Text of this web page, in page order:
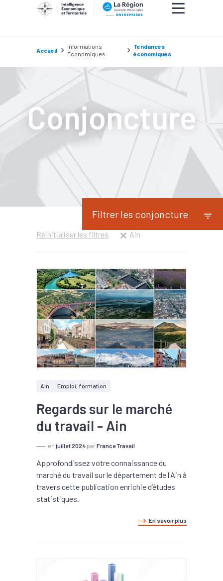
Accueil
Informations
Économiques
Tendances
économiques
Conjoncture
Filtrer les conjoncture
Réinitialiser les filtres Ain
Ain Emploi, formation
Regards sur le marché
du travail - Ain
en juillet 2024 par France Travail
Approfondissez votre connaissance du
marché du travail sur le département de l'Ain à
travers cette publication enrichie d’études
statistiques.
En savoir plus